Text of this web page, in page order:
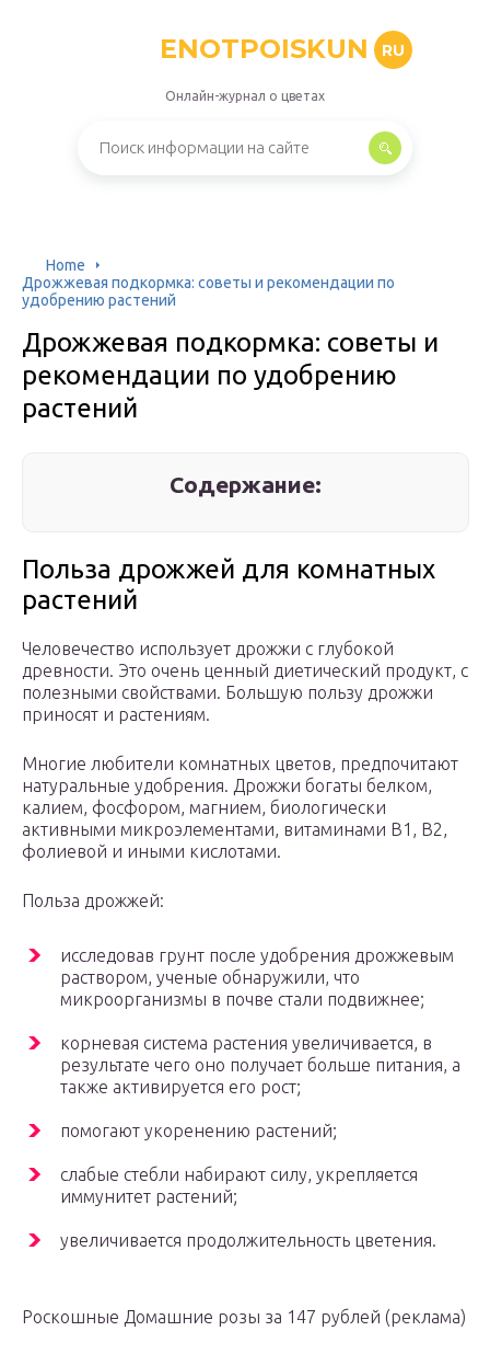
ENOTPOISKUN RU
Онлайн-журнал о цветах
Home
Дрожжевая подкормка: советы и рекомендации по
удобрению растений
Дрожжевая подкормка: советы и
рекомендации по удобрению
растений
Содержание:
Польза дрожжей для комнатных
растений
Человечество использует дрожжи с глубокой
древности. Это очень ценный диетический продукт, с
полезными свойствами. Большую пользу дрожжи
приносят и растениям.
Многие любители комнатных цветов, предпочитают
натуральные удобрения. Дрожжи богаты белком,
калием, фосфором, магнием, биологически
активными микроэлементами, витаминами В1, В2,
фолиевой и иными кислотами.
Польза дрожжей:
исследовав грунт после удобрения дрожжевым
раствором, ученые обнаружили, что
микроорганизмы в почве стали подвижнее;
корневая система растения увеличивается, в
результате чего оно получает больше питания, а
также активируется его рост;
помогают укоренению растений;
слабые стебли набирают силу, укрепляется
иммунитет растений;
увеличивается продолжительность цветения.
Роскошные Домашние розы за 147 рублей (реклама)